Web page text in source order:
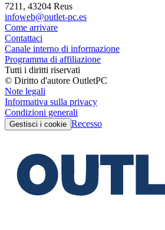
7211, 43204 Reus
infoweb@outlet-pc.es
Come arrivare
Contattaci
Canale interno di informazione
Programma di affiliazione
Tutti i diritti riservati
© Diritto d'autore OutletPC
Note legali
Informativa sulla privacy
Condizioni generali
Gestisci i cookie Recesso